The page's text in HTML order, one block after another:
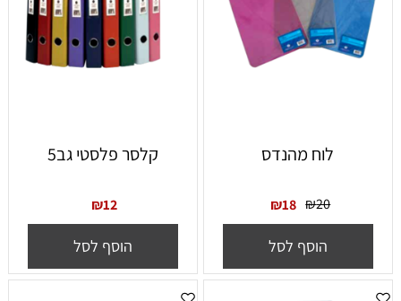
לוח מהנדס
₪20
₪18
הוסף לסל
קלסר פלסטי גב5
₪12
הוסף לסל